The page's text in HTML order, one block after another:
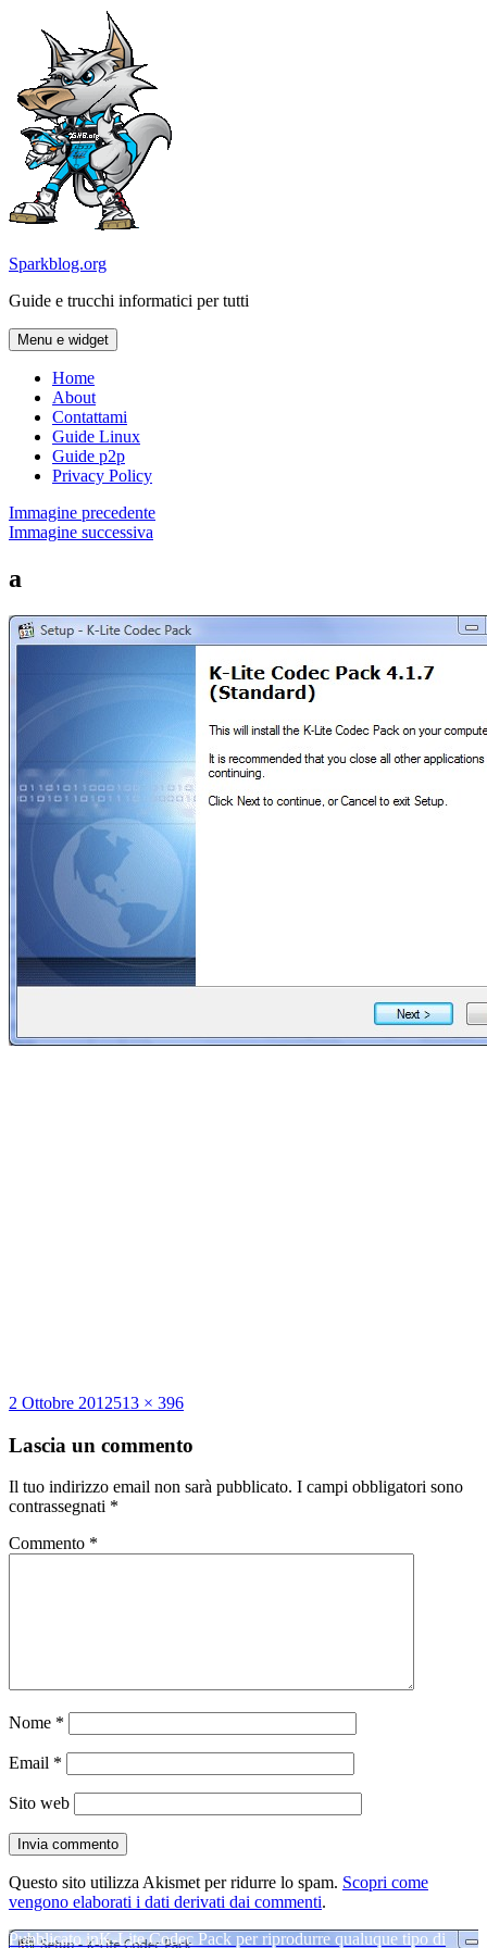
contenuto
Sparkblog.org
Guide e trucchi informatici per tutti
Menu e widget
Home
About
Contattami
Guide Linux
Guide p2p
Privacy Policy
Immagine precedente
Immagine successiva
a
Scritto
2 Ottobre 2012Dimensione
513 × 396
Lascia un commento
Il tuo indirizzo email non sarà pubblicato. I campi obbligatori sono
contrassegnati *
Commento *
Nome *
Email *
Sito web
Questo sito utilizza Akismet per ridurre lo spam. Scopri come
vengono elaborati i dati derivati dai commenti.
Pubblicato inK-Lite Codec Pack per riprodurre qualuque tipo di